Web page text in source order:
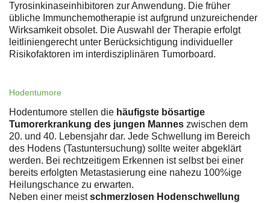
Tyrosinkinaseinhibitoren zur Anwendung. Die früher
übliche Immunchemotherapie ist aufgrund unzureichender
Wirksamkeit obsolet. Die Auswahl der Therapie erfolgt
leitliniengerecht unter Berücksichtigung individueller
Risikofaktoren im interdisziplinären Tumorboard.
Hodentumore
Hodentumore stellen die häufigste bösartige
Tumorerkrankung des jungen Mannes zwischen dem
20. und 40. Lebensjahr dar. Jede Schwellung im Bereich
des Hodens (Tastuntersuchung) sollte weiter abgeklärt
werden. Bei rechtzeitigem Erkennen ist selbst bei einer
bereits erfolgten Metastasierung eine nahezu 100%ige
Heilungschance zu erwarten.
Neben einer meistschmerzlosen Hodenschwellung